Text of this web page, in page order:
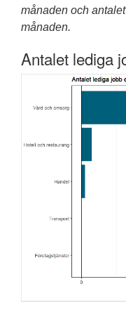
månaden och
månaden.
Antalet lediga